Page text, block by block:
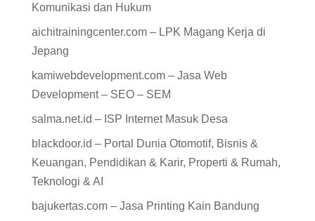
Komunikasi dan Hukum
aichitrainingcenter.com – LPK Magang Kerja di
Jepang
kamiwebdevelopment.com – Jasa Web
Development – SEO – SEM
salma.net.id – ISP Internet Masuk Desa
blackdoor.id – Portal Dunia Otomotif, Bisnis &
Keuangan, Pendidikan & Karir, Properti & Rumah,
Teknologi & AI
bajukertas.com – Jasa Printing Kain Bandung